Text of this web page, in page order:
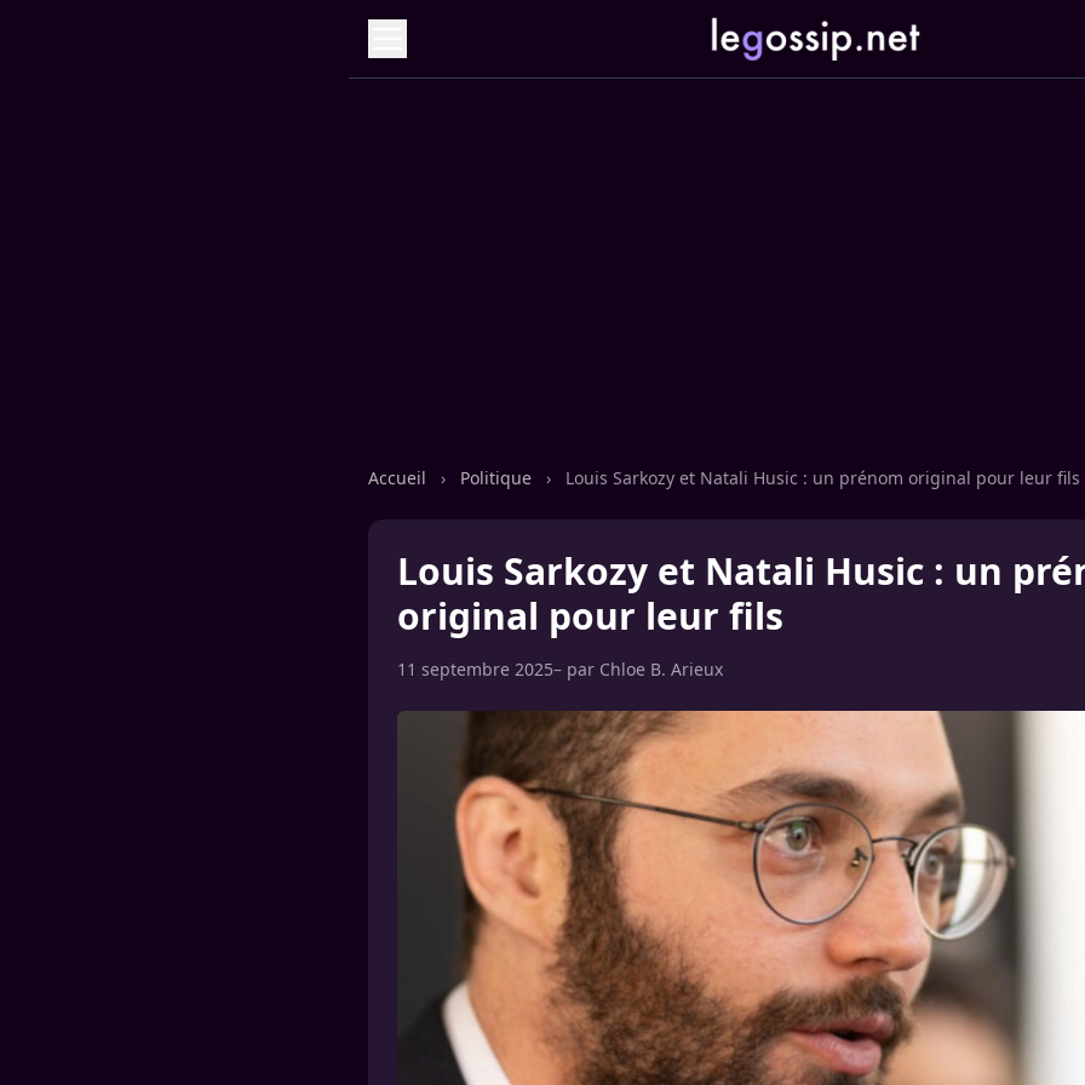
Accueil › Politique › Louis Sarkozy et Natali Husic : un prénom original pour leur fils
Louis Sarkozy et Natali Husic : un
original pour leur fils
11 septembre 2025– par Chloe B. Arieux